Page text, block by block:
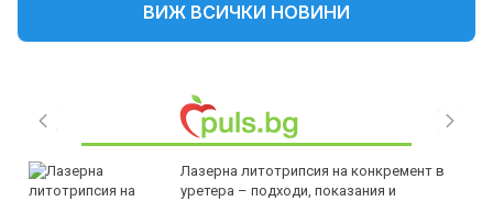
ВИЖ ВСИЧКИ НОВИНИ
Лазерна литотрипсия на конкремент в
уретера – подходи, показания и